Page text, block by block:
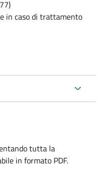
in caso di trattamento
tutta la
in formato PDF.